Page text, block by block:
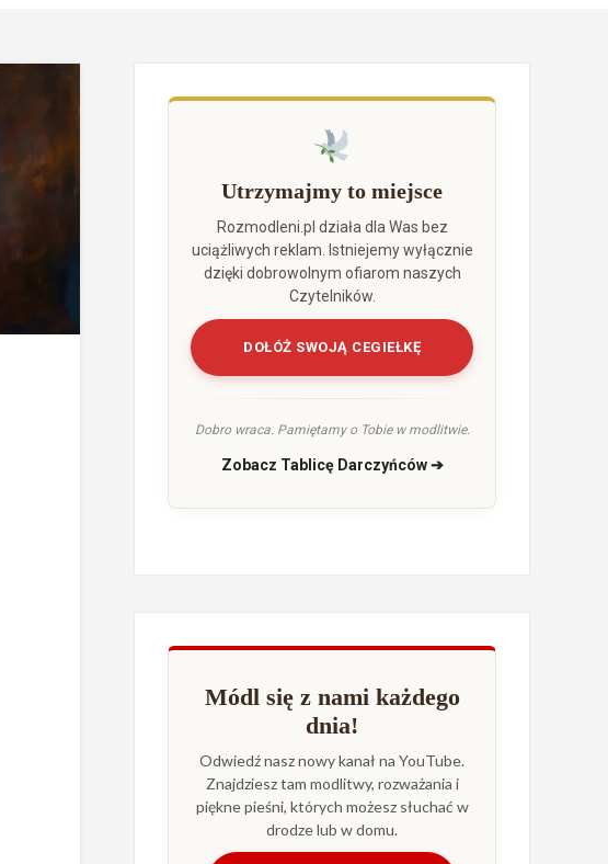
Utrzymajmy to miejsce
Rozmodleni.pl działa dla Was bez
uciążliwych reklam. Istniejemy wyłącznie
dzięki dobrowolnym ofiarom naszych
Czytelników.
DOŁÓŻ SWOJĄ CEGIEŁKĘ
Dobro wraca. Pamiętamy o Tobie w modlitwie.
Zobacz Tablicę Darczyńców ➔
Módl się z nami każdego
dnia!
Odwiedź nasz nowy kanał na YouTube.
Znajdziesz tam modlitwy, rozważania i
piękne pieśni, których możesz słuchać w
drodze lub w domu.